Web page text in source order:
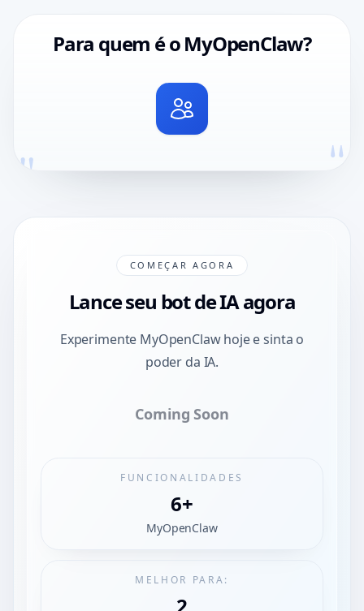
Para quem é o MyOpenClaw?
" "
COMEÇAR AGORA
Lance seu bot de IA agora
Experimente MyOpenClaw hoje e sinta o
poder da IA.
Coming Soon
FUNCIONALIDADES
6+
MyOpenClaw
MELHOR PARA: